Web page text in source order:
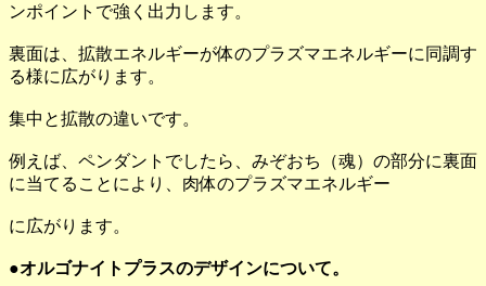
ンポイントで強く出力します。
裏面は、拡散エネルギーが体のプラズマエネルギーに同調す
る様に広がります。
集中と拡散の違いです。
例えば、ペンダントでしたら、みぞおち（魂）の部分に裏面
に当てることにより、肉体のプラズマエネルギー
に広がります。
●オルゴナイトプラスのデザインについて。